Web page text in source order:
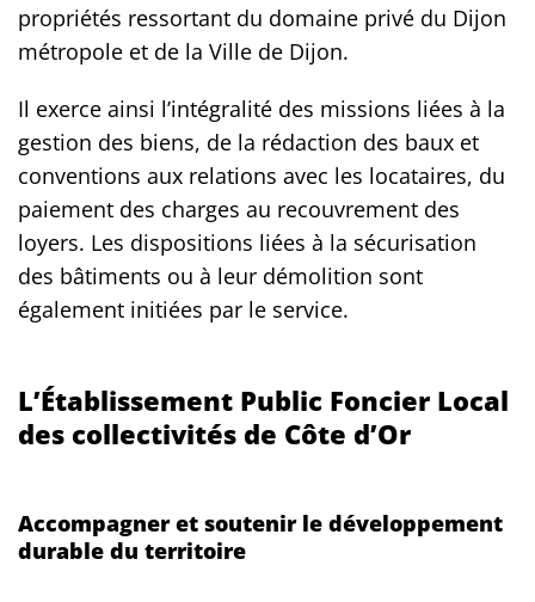
propriétés ressortant du domaine privé du Dijon
métropole et de la Ville de Dijon.
Il exerce ainsi l’intégralité des missions liées à la
gestion des biens, de la rédaction des baux et
conventions aux relations avec les locataires, du
paiement des charges au recouvrement des
loyers. Les dispositions liées à la sécurisation
des bâtiments ou à leur démolition sont
également initiées par le service.
L’Établissement Public Foncier Local
des collectivités de Côte d’Or
Accompagner et soutenir le développement
durable du territoire